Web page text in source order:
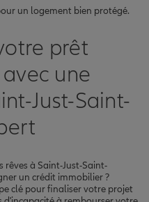
un logement bien protégé.
prêt
une
Just-Saint-
rêves à Saint-Just-Saint-
un crédit immobilier ?
clé pour finaliser votre projet